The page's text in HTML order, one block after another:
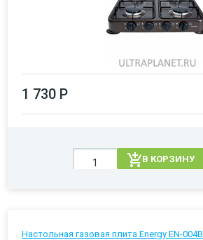
1 730 Р
В КОРЗИНУ
Настольная газовая плита Energy EN-004B